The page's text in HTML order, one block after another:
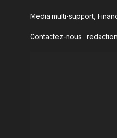
Média multi-support,
Contactez-nous :